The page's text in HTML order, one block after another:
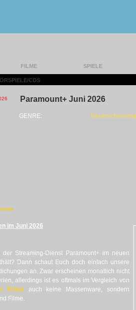
FILME SPIELE
CDS
Paramount+ Juni 2026
GENRE:
im Juni 2026
der Streaming-Dienst Paramount+ im neuen
Dann schaut Euch doch einfach unsere
an. Zwar erscheinen monatlich nicht
allerdings ist es oftmals im Vergleich von
Prime auch keine Massenware, sondern
Filme.